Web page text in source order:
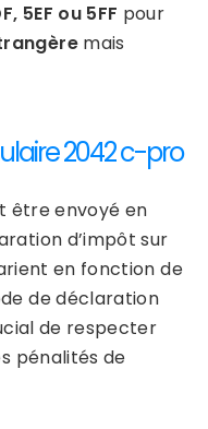
5EF ou 5FF pour
mais
2042 c-pro
être envoyé en
d’impôt sur
en fonction de
de déclaration
de respecter
pénalités de